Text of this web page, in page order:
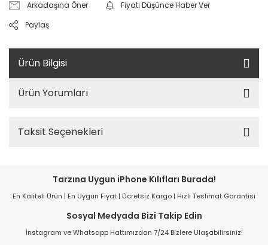
Arkadaşına Öner
Fiyatı Düşünce Haber Ver
Paylaş
Ürün Bilgisi
Ürün Yorumları
Taksit Seçenekleri
Tarzına Uygun iPhone Kılıfları Burada!
En Kaliteli Ürün | En Uygun Fiyat | Ücretsiz Kargo | Hızlı Teslimat Garantisi
Sosyal Medyada Bizi Takip Edin
İnstagram ve Whatsapp Hattımızdan 7/24 Bizlere Ulaşabilirsiniz!